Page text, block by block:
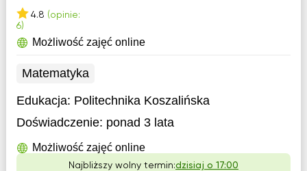
4.8 (opinie:
6)
Możliwość zajęć online
Matematyka
Edukacja: Politechnika Koszalińska
Doświadczenie: ponad 3 lata
Możliwość zajęć online
Najbliższy wolny termin:dzisiaj o 17:00